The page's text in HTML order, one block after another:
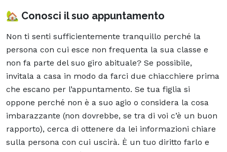
🏡 Conosci il suo appuntamento
Non ti senti sufficientemente tranquillo perché la
persona con cui esce non frequenta la sua classe e
non fa parte del suo giro abituale? Se possibile,
invitala a casa in modo da farci due chiacchiere prima
che escano per l’appuntamento. Se tua figlia si
oppone perché non è a suo agio o considera la cosa
imbarazzante (non dovrebbe, se tra di voi c’è un buon
rapporto), cerca di ottenere da lei informazioni chiare
sulla persona con cui uscirà. È un tuo diritto farlo e